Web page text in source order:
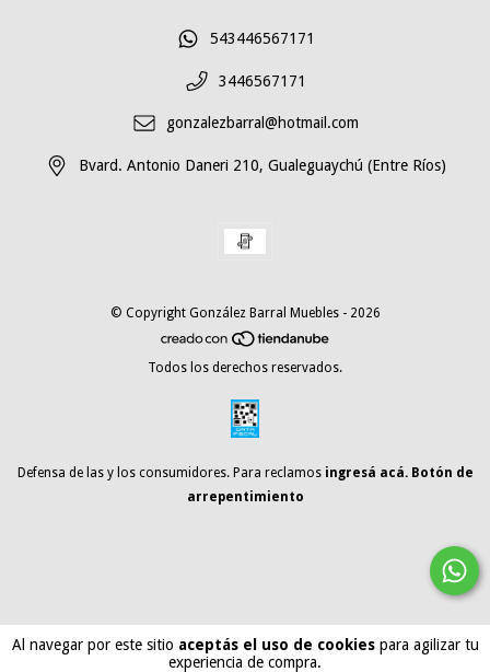
Al navegar por este sitio aceptás el uso de cookiespara agilizar tu
experiencia de compra.
543446567171
3446567171
gonzalezbarral@hotmail.com
Bvard. Antonio Daneri 210, Gualeguaychú (Entre Ríos)
© Copyright González Barral Muebles - 2026
Todos los derechos reservados.
Defensa de las y los consumidores. Para reclamos ingresá acá. Botón de
arrepentimiento